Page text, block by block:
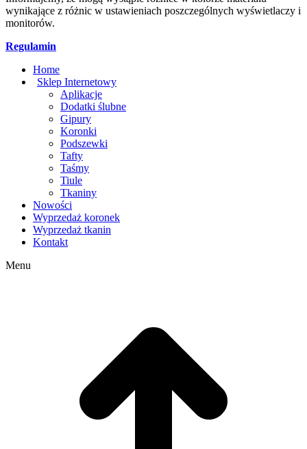
wynikające z różnic w ustawieniach poszczególnych wyświetlaczy i
monitorów.
Regulamin
Home
Sklep Internetowy
Aplikacje
Dodatki ślubne
Gipury
Koronki
Podszewki
Tafty
Taśmy
Tiule
Tkaniny
Nowości
Wyprzedaż koronek
Wyprzedaż tkanin
Kontakt
Menu